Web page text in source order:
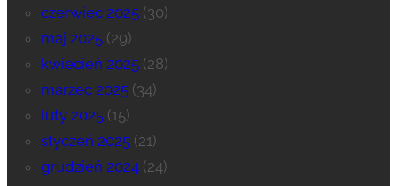
czerwiec 2025(30)
maj 2025(29)
kwiecień 2025(28)
marzec 2025(34)
luty 2025(15)
styczeń 2025(21)
grudzień 2024(24)